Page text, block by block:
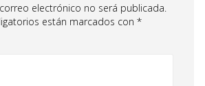
electrónico no será publicada.
están marcados con *